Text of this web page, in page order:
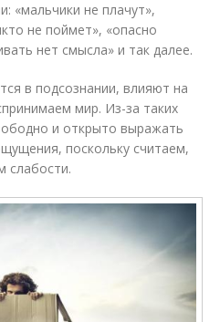
«мальчики не плачут»,
не поймет», «опасно
нет смысла» и так далее.
в подсознании, влияют на
мир. Из-за таких
и открыто выражать
поскольку считаем,
слабости.